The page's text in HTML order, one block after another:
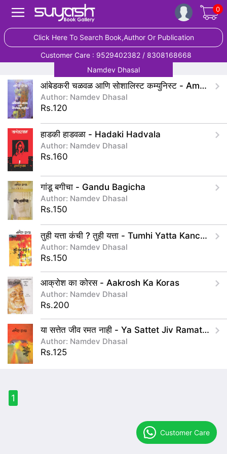
0
Click Here To Search Book,Author Or Publication
Customer Care : 9529402382 / 8308168668
Namdev Dhasal
आंबेडकरी चळवळ आणि सोशालिस्ट कम्युनिस्ट - Ambedkari Chalval Ani Socialist Communist
Author: Namdev Dhasal
Rs.120
हाडकी हाडवळा - Hadaki Hadvala
Author: Namdev Dhasal
Rs.160
गांडू बगीचा - Gandu Bagicha
Author: Namdev Dhasal
Rs.150
तुही यत्ता कंची ? तुही यत्ता - Tumhi Yatta Kanchi ? Tumhi Yatta
Author: Namdev Dhasal
Rs.150
आक्रोश का कोरस - Aakrosh Ka Koras
Author: Namdev Dhasal
Rs.200
या सत्तेत जीव रमत नाही - Ya Sattet Jiv Ramat Nahi
Author: Namdev Dhasal
Rs.125
1
Customer Care